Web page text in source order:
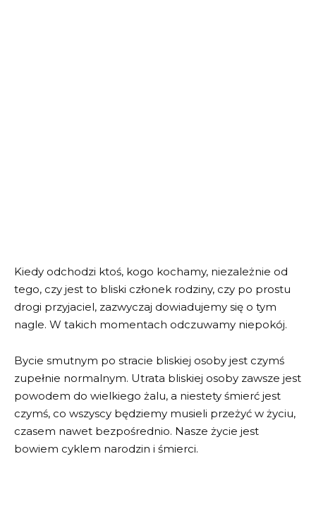
Kiedy odchodzi ktoś, kogo kochamy, niezależnie od
tego, czy jest to bliski członek rodziny, czy po prostu
drogi przyjaciel, zazwyczaj dowiadujemy się o tym
nagle. W takich momentach odczuwamy niepokój.
Bycie smutnym po stracie bliskiej osoby jest czymś
zupełnie normalnym. Utrata bliskiej osoby zawsze jest
powodem do wielkiego żalu, a niestety śmierć jest
czymś, co wszyscy będziemy musieli przeżyć w życiu,
czasem nawet bezpośrednio. Nasze życie jest
bowiem cyklem narodzin i śmierci.